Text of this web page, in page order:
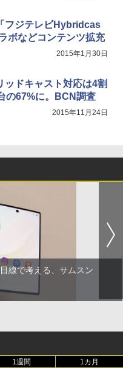
フジテレビHybridcas
ボなどコンテンツ拡充
2015年1月30日
ッドキャスト対応は4割
の67%に。BCN調査
2015年11月24日
線で考える、サムスン
1週間 1カ月